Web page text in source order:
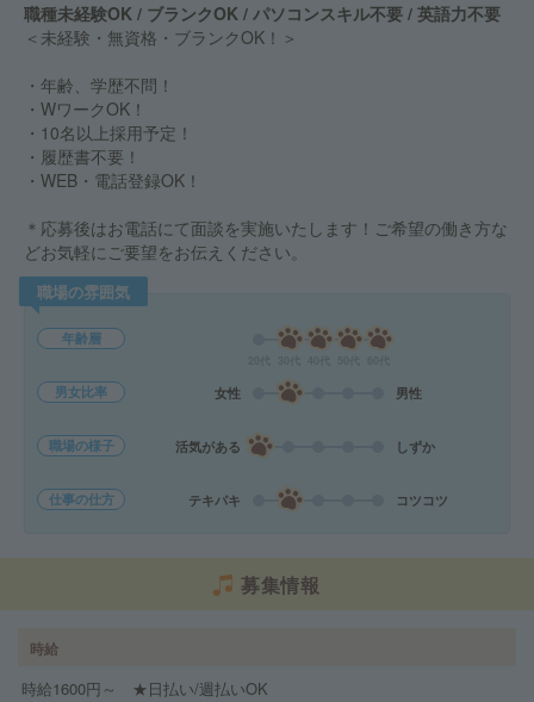
職種未経験OK / ブランクOK / パソコンスキル不要 / 英語力不要
＜未経験・無資格・ブランクOK！＞
・年齢、学歴不問！
・WワークOK！
・10名以上採用予定！
・履歴書不要！
・WEB・電話登録OK！
＊応募後はお電話にて面談を実施いたします！ご希望の働き方な
どお気軽にご要望をお伝えください。
職場の雰囲気
年齢層
男女比率 女性 男性
職場の様子 活気がある しずか
仕事の仕方 テキパキ コツコツ
募集情報
時給
時給1600円～ ★日払い/週払いOK